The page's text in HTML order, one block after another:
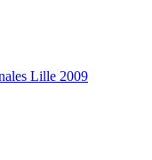
Lille 2009